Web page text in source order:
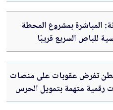
المباشرة بمشروع المحطة
للباص السريع قريبًا
تفرض عقوبات على منصات
رقمية متهمة بتمويل الحرس
الإيراني